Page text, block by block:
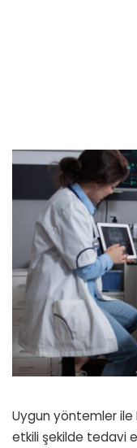
Uygun yöntemler ile
etkili şekilde tedavi